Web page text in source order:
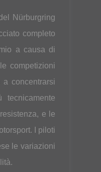
Nürburgring
completo
a causa di
competizioni
concentrarsi
e le
I piloti
le variazioni